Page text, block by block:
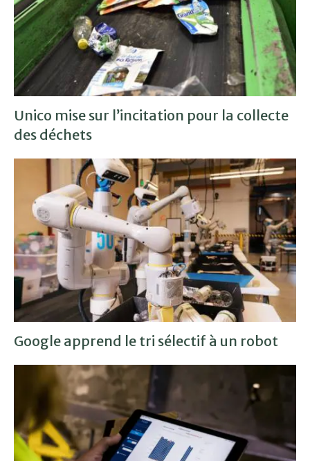
Unico mise sur l’incitation pour la collecte
des déchets
Google apprend le tri sélectif à un robot